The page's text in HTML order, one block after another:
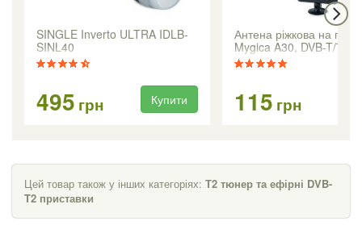
SINGLE Inverto ULTRA IDLB-
SINL40
495 грн Купити
Антена ріжкова на
Mygica A30, DVB-T/Т2
115 грн
Цей товар також у інших категоріях: Т2 тюнер та ефірні DVB-
T2 приставки